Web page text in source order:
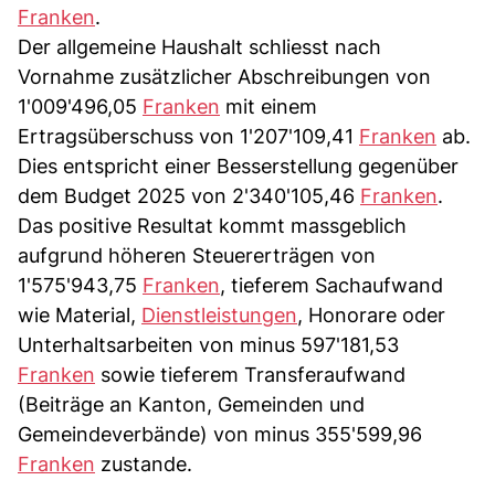
Franken.
Der allgemeine Haushalt schliesst nach
Vornahme zusätzlicher Abschreibungen von
1'009'496,05 Franken mit einem
Ertragsüberschuss von 1'207'109,41 Franken ab.
Dies entspricht einer Besserstellung gegenüber
dem Budget 2025 von 2'340'105,46 Franken.
Das positive Resultat kommt massgeblich
aufgrund höheren Steuererträgen von
1'575'943,75 Franken, tieferem Sachaufwand
wie Material, Dienstleistungen, Honorare oder
Unterhaltsarbeiten von minus 597'181,53
Franken sowie tieferem Transferaufwand
(Beiträge an Kanton, Gemeinden und
Gemeindeverbände) von minus 355'599,96
Franken zustande.